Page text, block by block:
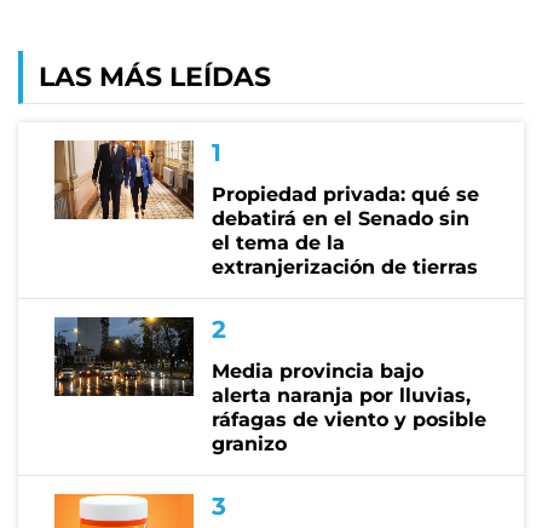
LAS MÁS LEÍDAS
Propiedad privada: qué se
debatirá en el Senado sin
el tema de la
extranjerización de tierras
Media provincia bajo
alerta naranja por lluvias,
ráfagas de viento y posible
granizo